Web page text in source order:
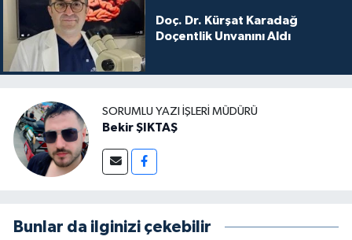
Doç. Dr. Kürşat Karadağ
Doçentlik Unvanını Aldı
SORUMLU YAZI İŞLERI MÜDÜRÜ
Bekir ŞIKTAŞ
Bunlar da ilginizi çekebilir